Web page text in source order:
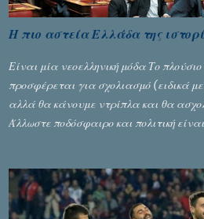
Η πιο αστεία Ελλάδα της
Είναι μία νεοελληνική μόδα Το
προσφέρεται για σχολιασμό (ειδικά
αλλά θα κάνουμε ντρίπλα και θα
Άλλωστε ποδόσφαιρο και πολιτική